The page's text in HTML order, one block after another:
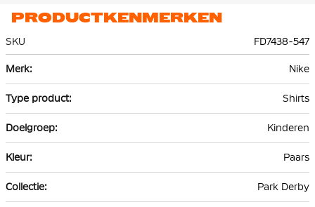
PRODUCTKENMERKEN
SKU
FD7438-547
informatie
Nike
Shirts
Kinderen
Paars
Park Derby